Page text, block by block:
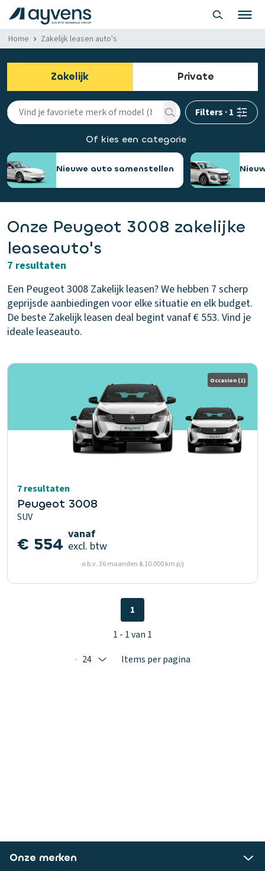
Home Zakelijk leasen auto's
Zakelijk Private
Filters ·1
Of kies een categorie
Nieuwe auto samenstellen
Onze Peugeot 3008 zakelijke
leaseauto's
7 resultaten
Een Peugeot 3008 Zakelijk leasen? We hebben 7 scherp
geprijsde aanbiedingen voor elke situatie en elk budget.
De beste Zakelijk leasen deal begint vanaf € 553. Vind je
ideale leaseauto.
Occasion (1)
7 resultaten
Peugeot 3008
SUV
€ 554 vanaf
excl. btw
o.b.v. 36 maanden & 10.000 km p/j
Selected: 24
24 Items per pagina
1
1 - 1 van 1
Onze merken